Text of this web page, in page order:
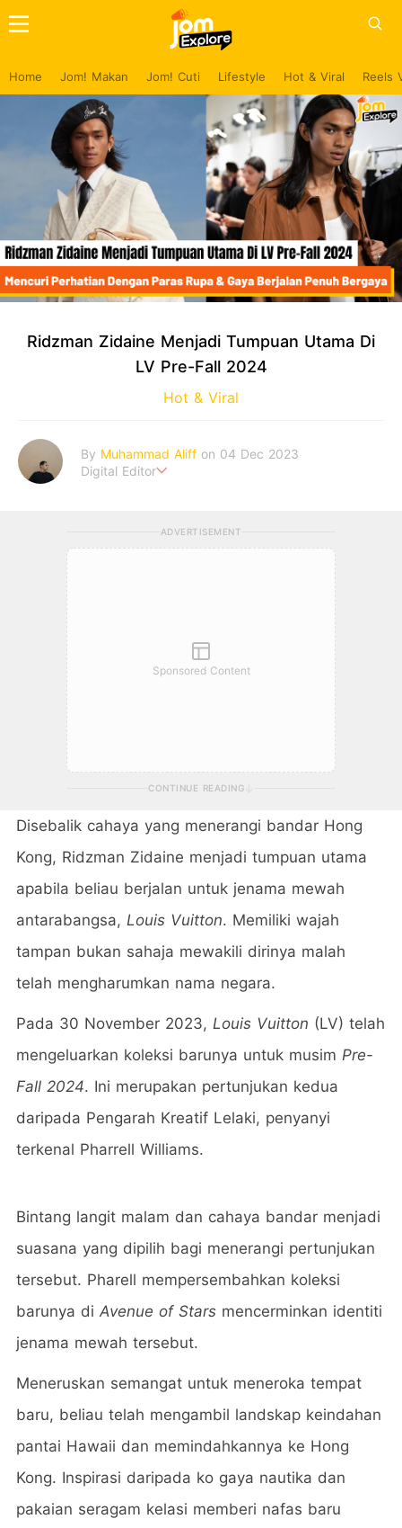
Home Jom! Makan Jom! Cuti Lifestyle Hot & Viral Reels
Ridzman Zidaine Menjadi Tumpuan Utama Di
LV Pre-Fall 2024
Hot & Viral
By Muhammad Aliff on 04 Dec 2023
Digital Editor
ADVERTISEMENT
Sponsored Content
CONTINUE READING
Disebalik cahaya yang menerangi bandar Hong
Kong, Ridzman Zidaine menjadi tumpuan utama
apabila beliau berjalan untuk jenama mewah
antarabangsa, Louis Vuitton. Memiliki wajah
tampan bukan sahaja mewakili dirinya malah
telah mengharumkan nama negara.
Pada 30 November 2023, Louis Vuitton (LV) telah
mengeluarkan koleksi barunya untuk musim Pre-
Fall 2024. Ini merupakan pertunjukan kedua
daripada Pengarah Kreatif Lelaki, penyanyi
terkenal Pharrell Williams.
Bintang langit malam dan cahaya bandar menjadi
suasana yang dipilih bagi menerangi pertunjukan
tersebut. Pharell mempersembahkan koleksi
barunya di Avenue of Stars mencerminkan identiti
jenama mewah tersebut.
Meneruskan semangat untuk meneroka tempat
baru, beliau telah mengambil landskap keindahan
pantai Hawaii dan memindahkannya ke Hong
Kong. Inspirasi daripada ko gaya nautika dan
pakaian seragam kelasi memberi nafas baru